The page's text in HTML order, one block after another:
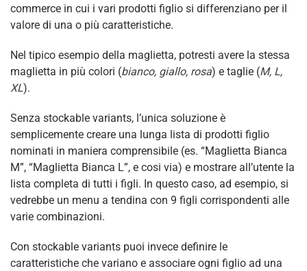
commerce in cui i vari prodotti figlio si differenziano per il
valore di una o più caratteristiche.
Nel tipico esempio della maglietta, potresti avere la stessa
maglietta in più colori (bianco, giallo, rosa) e taglie (M, L,
XL).
Senza stockable variants, l’unica soluzione è
semplicemente creare una lunga lista di prodotti figlio
nominati in maniera comprensibile (es. “Maglietta Bianca
M”, “Maglietta Bianca L”, e cosi via) e mostrare all’utente la
lista completa di tutti i figli. In questo caso, ad esempio, si
vedrebbe un menu a tendina con 9 figli corrispondenti alle
varie combinazioni.
Con stockable variants puoi invece definire le
caratteristiche che variano e associare ogni figlio ad una